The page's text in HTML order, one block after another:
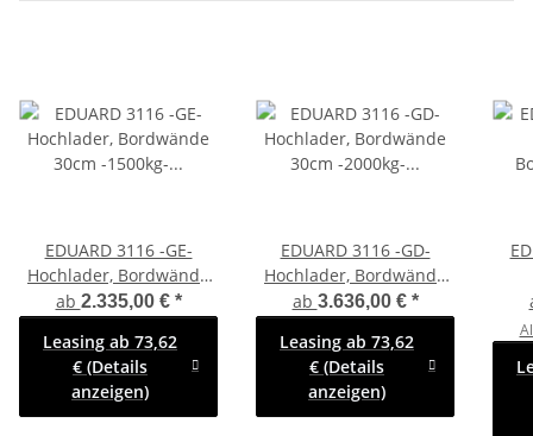
EDUARD 3116 -GE-
Hochlader, Bordwände
30cm -1500kg- Lfh: 63cm
-195/50R13
ab 2.335,00 € *
Leasing ab 73,62
€ (Details
anzeigen)
EDUARD 3116 -GD-
Hochlader, Bordwände
30cm -2000kg- Lfh: 72cm
-155R13 mit Stahl -
Kastenaufsatz -
Flachplane - 4 Bügel
ab 3.636,00 € *
Leasing ab 73,62
€ (Details
anzeigen)
-